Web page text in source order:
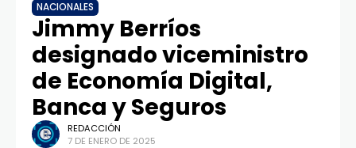
NACIONALES
Jimmy Berríos
designado viceministro
de Economía Digital,
Banca y Seguros
REDACCIÓN
7 DE ENERO DE 2025